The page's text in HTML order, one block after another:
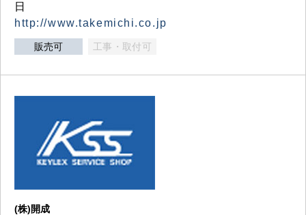
日
http://www.takemichi.co.jp
販売可 工事・取付可
(株)開成